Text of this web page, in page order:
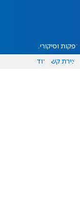
הפקות וסיקורים
יצירת קשר עוד